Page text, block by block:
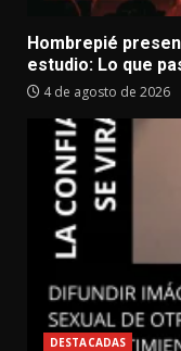
Hombrepié
estudio: Lo que
4 de agosto de 2026
DESTACADAS